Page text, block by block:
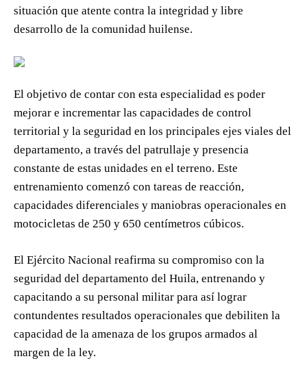
situación que atente contra la integridad y libre
desarrollo de la comunidad huilense.
El objetivo de contar con esta especialidad es poder
mejorar e incrementar las capacidades de control
territorial y la seguridad en los principales ejes viales del
departamento, a través del patrullaje y presencia
constante de estas unidades en el terreno. Este
entrenamiento comenzó con tareas de reacción,
capacidades diferenciales y maniobras operacionales en
motocicletas de 250 y 650 centímetros cúbicos.
El Ejército Nacional reafirma su compromiso con la
seguridad del departamento del Huila, entrenando y
capacitando a su personal militar para así lograr
contundentes resultados operacionales que debiliten la
capacidad de la amenaza de los grupos armados al
margen de la ley.